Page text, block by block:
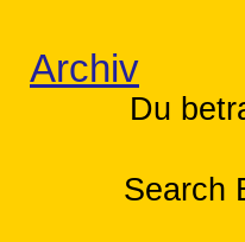
Archiv
Du
Search